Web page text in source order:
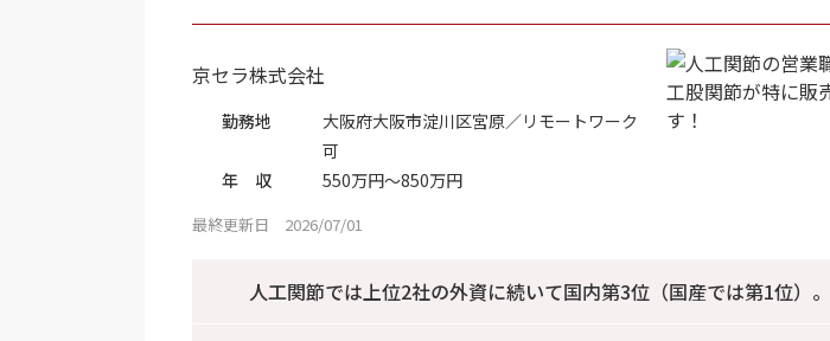
京セラ株式会社
勤務地
大阪府大阪市淀川区宮原／リモートワーク
可
年 収
550万円～850万円
最終更新日 2026/07/01
人工関節では上位2社の外資に続いて国内第3位（国産では第1位）。